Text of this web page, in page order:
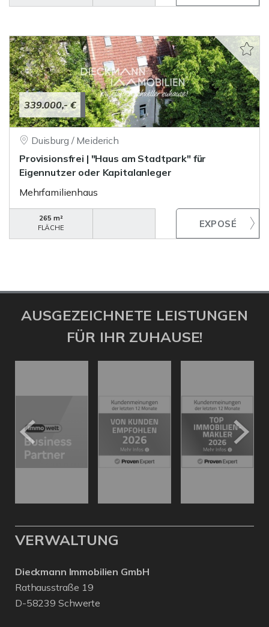
339.000,- €
Duisburg / Meiderich
Provisionsfrei | "Haus am Stadtpark" für
Eigennutzer oder Kapitalanleger
Mehrfamilienhaus
265 m²
FLÄCHE
AUSGEZEICHNETE LEISTUNGEN
FÜR IHR ZUHAUSE!
VERWALTUNG
Dieckmann Immobilien GmbH
Rathausstraße 19
D-58239 Schwerte